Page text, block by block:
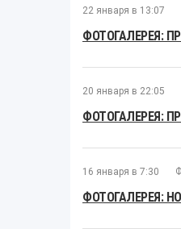
22 января в 13:07
ФОТОГАЛЕРЕЯ:
20 января в 22:05
ФОТОГАЛЕРЕЯ:
16 января в 7:30
ФОТОГАЛЕРЕЯ: